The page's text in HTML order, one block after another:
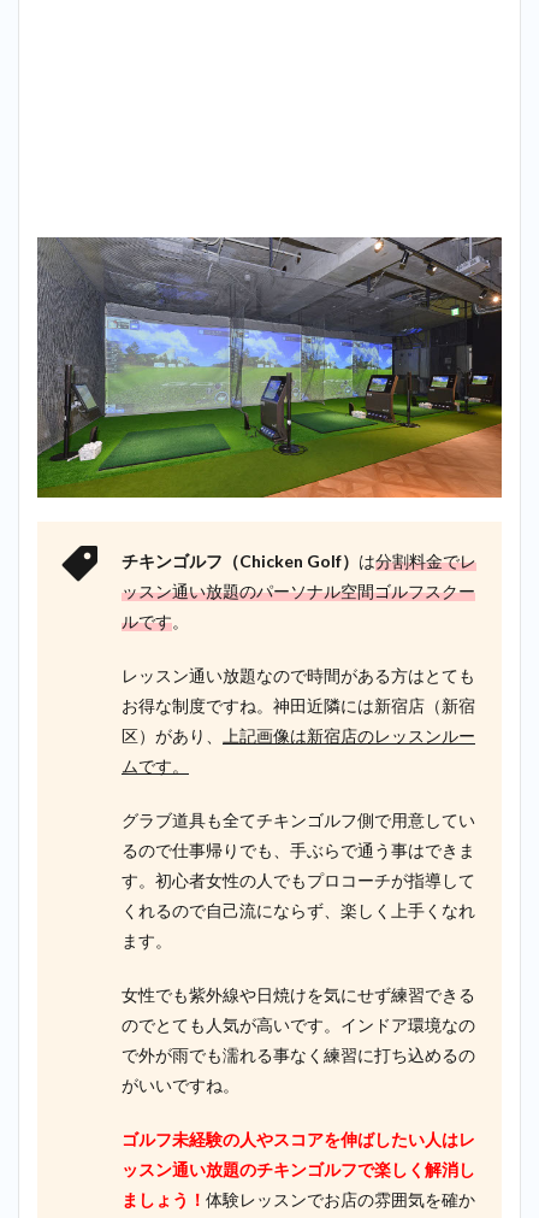
チキンゴルフ（Chicken Golf） は分割料金でレ
ッスン通い放題のパーソナル空間ゴルフスクー
ルです。
レッスン通い放題なので時間がある方はとても
お得な制度ですね。神田近隣には新宿店（新宿
区）があり、
上記画像は新宿店のレッスンルー
ムです。
グラブ道具も全てチキンゴルフ側で用意してい
るので仕事帰りでも、手ぶらで通う事はできま
す。初心者女性の人でもプロコーチが指導して
くれるので自己流にならず、楽しく上手くなれ
ます。
女性でも紫外線や日焼けを気にせず練習できる
のでとても人気が高いです。インドア環境なの
で外が雨でも濡れる事なく練習に打ち込めるの
がいいですね。
ゴルフ未経験の人やスコアを伸ばしたい人はレ
ッスン通い放題のチキンゴルフで楽しく解消し
ましょう！ 体験レッスンでお店の雰囲気を確か